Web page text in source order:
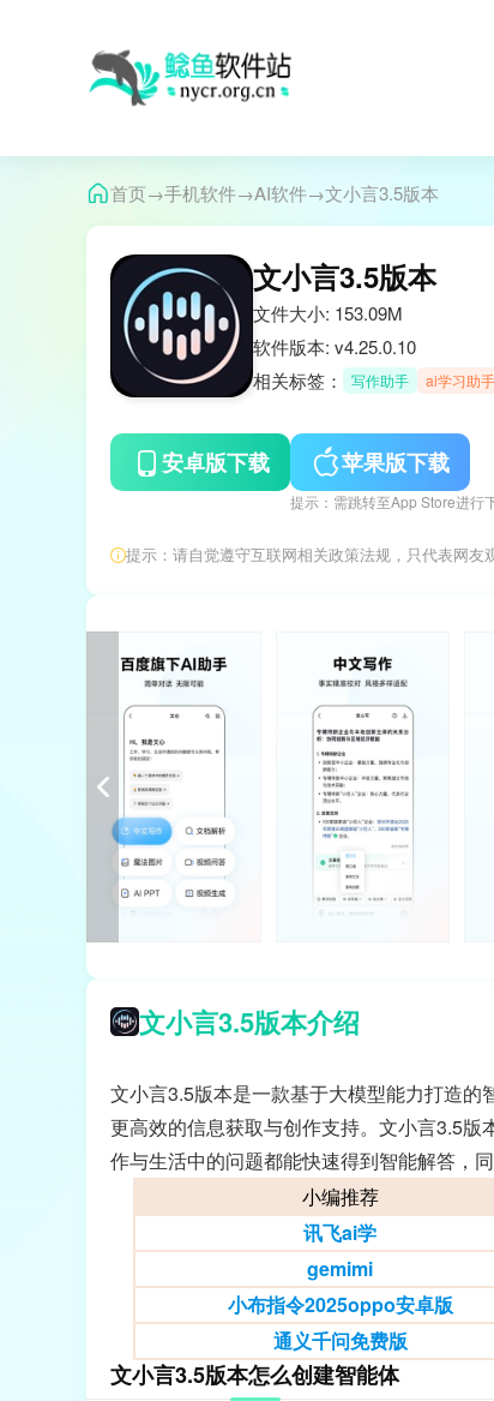
首页→手机软件→AI软件→文小言3.5版本
文小言3.5版本
文件大小: 153.09M
软件版本: v4.25.0.10
相关标签：
写作助手 ai学习助
安卓版下载 苹果版下载
提示：需跳转至App Store进行
提示：请自觉遵守互联网相关政策法规，只代表网友
文小言3.5版本介绍
文小言3.5版本是一款基于大模型能力打造
更高效的信息获取与创作支持。文小言3.5
作与生活中的问题都能快速得到智能解答，
小编推荐
讯飞ai学
gemimi
小布指令2025oppo安卓版
通义千问免费版
文小言3.5版本怎么创建智能体